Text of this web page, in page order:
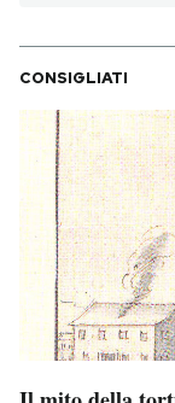
CONSIGLIATI